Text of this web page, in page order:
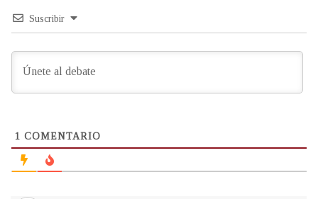
Suscribir
1 COMENTARIO